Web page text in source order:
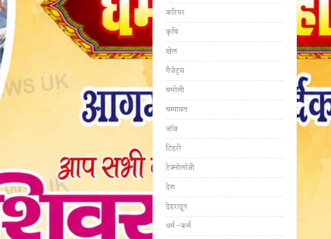
करियर
कृषि
खेल
गैजेट्स
चमोली
चम्पावत
जॉब
टिहरी
टेक्नोलॉजी
देश
देहरादून
धर्म -कर्म